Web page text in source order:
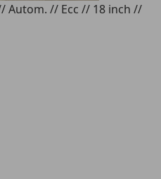
Autom. // Ecc // 18 inch //